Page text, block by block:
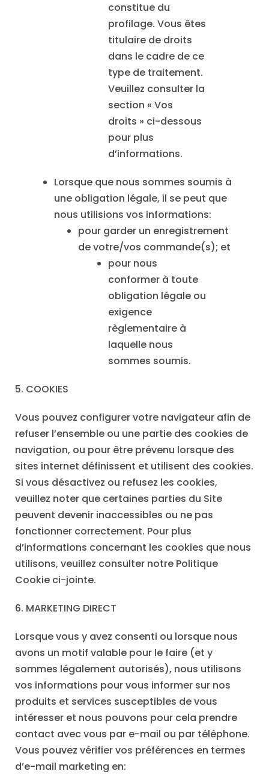
constitue du
profilage. Vous êtes
titulaire de droits
dans le cadre de ce
type de traitement.
Veuillez consulter la
section « Vos
droits » ci-dessous
pour plus
d’informations.
Lorsque que nous sommes soumis à
une obligation légale, il se peut que
nous utilisions vos informations:
pour garder un enregistrement
de votre/vos commande(s); et
pour nous
conformer à toute
obligation légale ou
exigence
règlementaire à
laquelle nous
sommes soumis.
5. COOKIES
Vous pouvez configurer votre navigateur afin de
refuser l’ensemble ou une partie des cookies de
navigation, ou pour être prévenu lorsque des
sites internet définissent et utilisent des cookies.
Si vous désactivez ou refusez les cookies,
veuillez noter que certaines parties du Site
peuvent devenir inaccessibles ou ne pas
fonctionner correctement. Pour plus
d’informations concernant les cookies que nous
utilisons, veuillez consulter notre Politique
Cookie ci-jointe.
6. MARKETING DIRECT
Lorsque vous y avez consenti ou lorsque nous
avons un motif valable pour le faire (et y
sommes légalement autorisés), nous utilisons
vos informations pour vous informer sur nos
produits et services susceptibles de vous
intéresser et nous pouvons pour cela prendre
contact avec vous par e-mail ou par téléphone.
Vous pouvez vérifier vos préférences en termes
d’e-mail marketing en: